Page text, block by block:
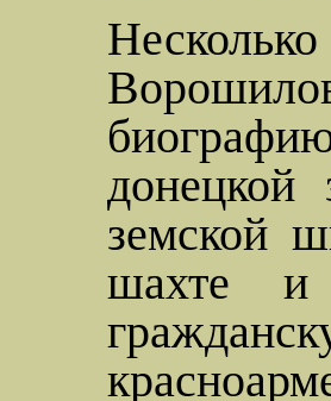
земской
шахте и